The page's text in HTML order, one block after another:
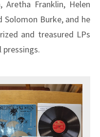
Aretha Franklin, Helen
Solomon Burke, and he
and treasured LPs